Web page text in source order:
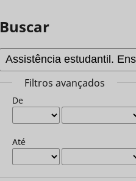
Buscar
Filtros avançados
De
Até